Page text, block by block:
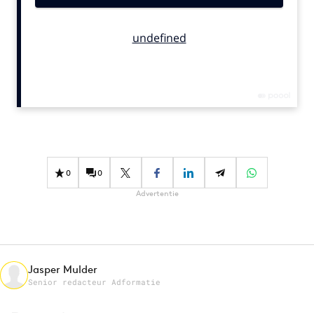
Influencer marketing
Interne communicatie
Martech
Media
0 0
Advertentie
Jasper Mulder
Senior redacteur Adformatie